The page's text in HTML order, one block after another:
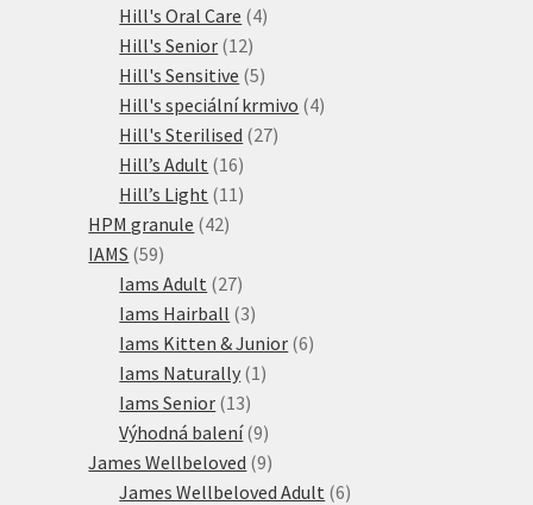
produkty
Hill's Oral Care 44
Hill's Senior 1212
produktů
Hill's Sensitive 55
produktů
Hill's speciální krmivo 44
Hill's Sterilised 2727
Hill’s Adult 1616
produktů
Hill’s Light 11 11
HPM granule 4242
IAMS 5959
produktů
Iams Adult 2727
produktů
Iams Hairball 33
produkty
Iams Kitten & Junior 66
Iams Naturally 1 1
Iams Senior 1313
produktů
Výhodná balení 99
produktů
James Wellbeloved 99
produktů
James Wellbeloved Adult 66